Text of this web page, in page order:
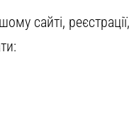
сайті,